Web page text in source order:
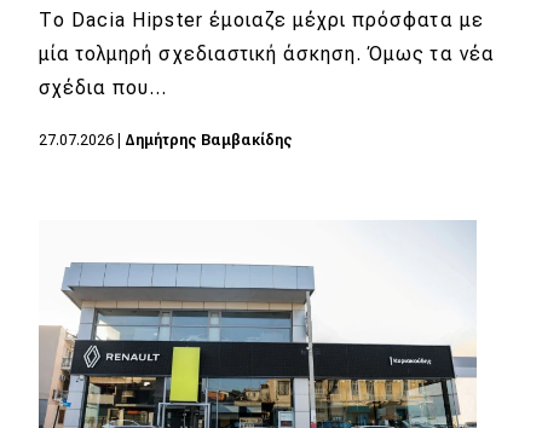
WRC
Motorsport
Τεχνολογία
Mobility
Σταθμοί φόρτισης
Το Dacia Hipster έμοιαζε μέχρι πρόσφατα με
μία τολμηρή σχεδιαστική άσκηση. Όμως τα νέα
σχέδια που…
27.07.2026 Δημήτρης Βαμβακίδης